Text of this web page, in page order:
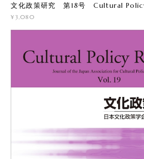
文化政策研究 第18号 Cultural
¥3,080